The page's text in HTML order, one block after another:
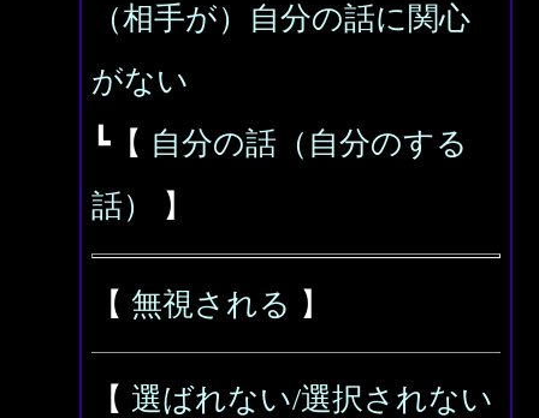
（相手が）自分の話に関心
がない
┗【 自分の話（自分のする
話）
】
【 無視される 】
【 選ばれない/選択されない